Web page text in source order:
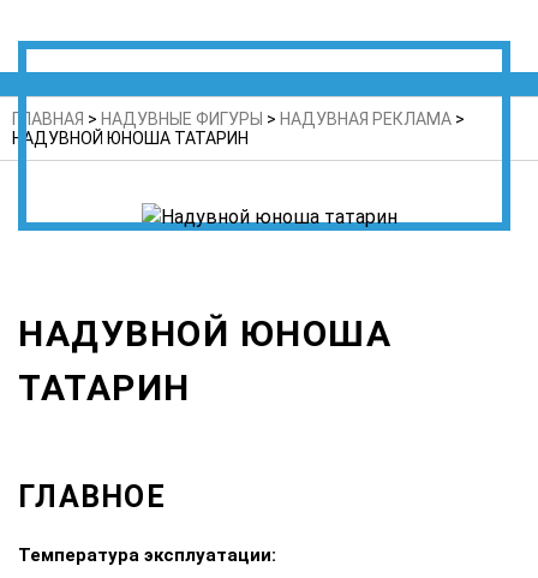
ГЛАВНАЯ > НАДУВНЫЕ ФИГУРЫ > НАДУВНАЯ РЕКЛАМА >
НАДУВНОЙ ЮНОША ТАТАРИН
НАДУВНОЙ ЮНОША
ТАТАРИН
ГЛАВНОЕ
Температура эксплуатации: